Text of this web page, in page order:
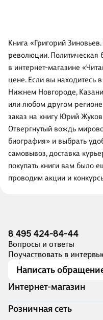
Книга «Григорий
революции. Политическая
в интернет-магазине
цене. Если вы находитесь
Нижнем Новгороде,
или любом другом
заказ на книгу Юрий
Отвергнутый вождь
биография» и выбрать
самовывоз, доставка
покупать книги вам было
проводим акции и
8 495 424-84-44
Вопросы и ответы
Поучаствовать в
Написать
Интернет-магазин
Акции
Розничная сеть